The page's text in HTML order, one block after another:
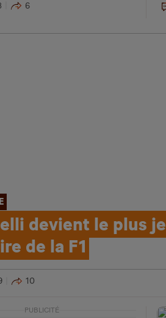
6
devient le plus
de la F1
10
PUBLICITÉ